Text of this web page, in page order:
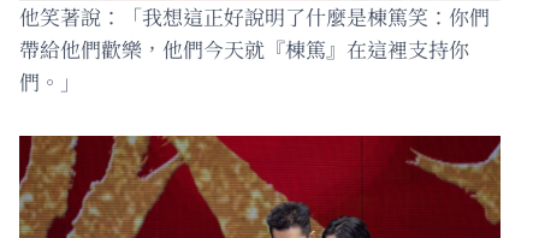
他笑著說：「我想這正好說明了什麼是棟篤笑：你們
帶給他們歡樂，他們今天就『棟篤』在這裡支持你
們。」